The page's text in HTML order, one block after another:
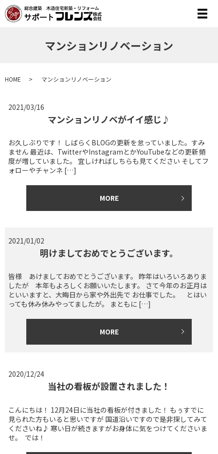
メ
マンションリノベーション
HOME マンションリノベーション
2021/03/16
マンションリノベがイイ感じ♪
お久しぶりです！ しばらくBLOGの更新を怠っていました。すみ
ません 最近は、TwitterやInstagramとかYouTubeなどの更新頻
度が増していました。 宜しければしちらも見てください そしてフ
ォローやチャンネ […]
MORE
2021/01/02
明けましておめでとうございます。
皆様 あけましておめでとうございます。 昨年はいろいろありま
したが 本年もよろしくお願いいたします。 さて今年のお正月は
といいますと、大晦日から家や外出先で お仕事でした。 とはい
っても休み休みやってましたが。 まともに […]
MORE
2020/12/24
当社の看板が設置されました！
こんにちは！ 12月24日に当社の看板が付きました！ もぅすでに
見られた方もいると思いですが 国道沿いですので是非探してみて
くださいね♪ 寒い日が続きますがお身体に気をつけてくださいま
せ。 では！